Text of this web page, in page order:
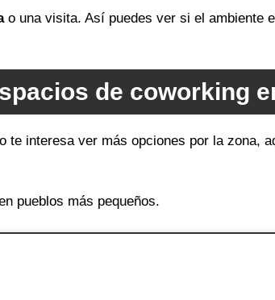
o una visita. Así puedes ver si el ambiente
de coworking
te interesa ver más opciones por la zona,
pueblos más pequeños.